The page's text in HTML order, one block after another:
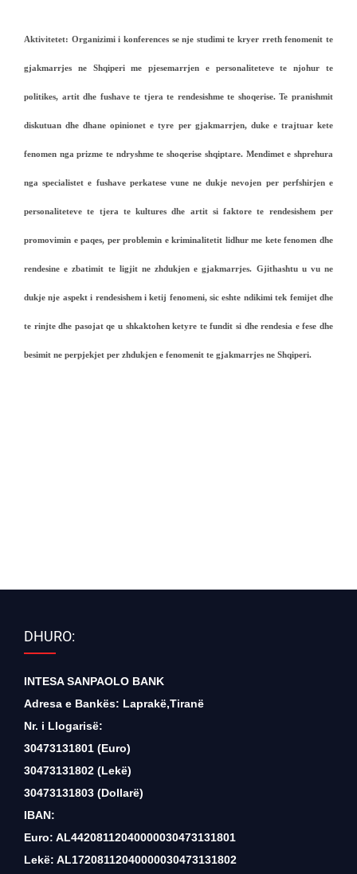
Aktivitetet: Organizimi i konferences se nje studimi te kryer rreth fenomenit te
gjakmarrjes ne Shqiperi me pjesemarrjen e personaliteteve te njohur te
politikes, artit dhe fushave te tjera te rendesishme te shoqerise. Te pranishmit
diskutuan dhe dhane opinionet e tyre per gjakmarrjen, duke e trajtuar kete
fenomen nga prizme te ndryshme te shoqerise shqiptare. Mendimet e shprehura
nga specialistet e fushave perkatese vune ne dukje nevojen per perfshirjen e
personaliteteve te tjera te kultures dhe artit si faktore te rendesishem per
promovimin e paqes, per problemin e kriminalitetit lidhur me kete fenomen dhe
rendesine e zbatimit te ligjit ne zhdukjen e gjakmarrjes. Gjithashtu u vu ne
dukje nje aspekt i rendesishem i ketij fenomeni, sic eshte ndikimi tek femijet dhe
te rinjte dhe pasojat qe u shkaktohen ketyre te fundit si dhe rendesia e fese dhe
besimit ne perpjekjet per zhdukjen e fenomenit te gjakmarrjes ne Shqiperi.
DHURO:
INTESA SANPAOLO BANK
Adresa e Bankës: Laprakë,Tiranë
Nr. i Llogarisë:
30473131801 (Euro)
30473131802 (Lekë)
30473131803 (Dollarë)
IBAN:
Euro: AL44208112040000030473131801
Lekë: AL17208112040000030473131802